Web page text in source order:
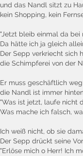
und das Nandl sitzt zu
kein Shopping, kein
"Jetzt bleib einmal da bei
Da hätte ich ja gleich
Der Sepp verkriecht sich
die Schimpferei von der
Er muss geschäftlich
die Nandl ist immer
"Was ist jetzt, laufe nicht
Was mache ich falsch,
Ich weiß nicht, ob sie
Der Sepp drückt seine
"Erlöse mich o Herr! Ich